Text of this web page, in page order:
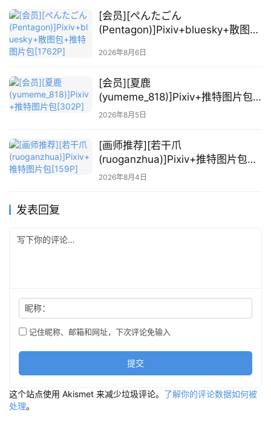
本
站
[会员][ぺんたごん
(Pentagon)]Pixiv+bluesky+散图包
2026年8月6日
[会员][夏鹿
(yumeme_818)]Pixiv+推特图片包
[302P]
2026年8月5日
[画师推荐][若干爪
(ruoganzhua)]Pixiv+推特图片包
[159P]
2026年8月4日
发表回复
昵称：
记住昵称、邮箱和网址，下次评论免输入
提交
这个站点使用 Akismet 来减少垃圾评论。 了解你的评论数据如何被
处理。